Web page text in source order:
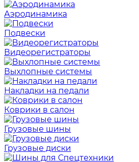
Аэродинамика
Подвески
Видеорегистраторы
Выхлопные системы
Накладки на педали
Коврики в салон
Грузовые шины
Грузовые диски